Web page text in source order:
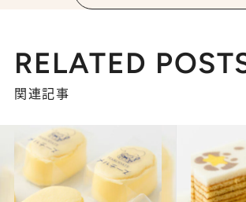
RELATED
関連記事